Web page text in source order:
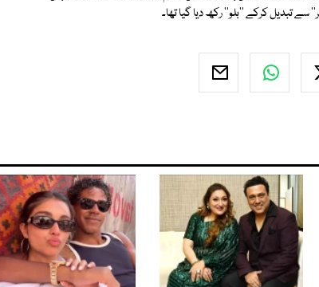
سے تبدیل کرکے ''بلو'' رکھ دیا گیا تھا۔